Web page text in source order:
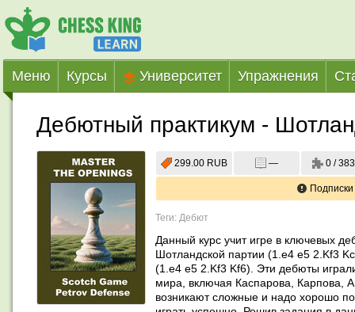
Меню Курсы Университет Упражнения
Дебютный практикум -
299.00 RUB — 0 / 383
Теги: Дебют
Данный курс учит игре в ключевых
Шотландской партии (1.e4 e5 2.Kf3
(1.e4 e5 2.Kf3 Kf6). Эти дебюты
мира, включая Каспарова, Карпова,
возникают сложные и надо хорошо